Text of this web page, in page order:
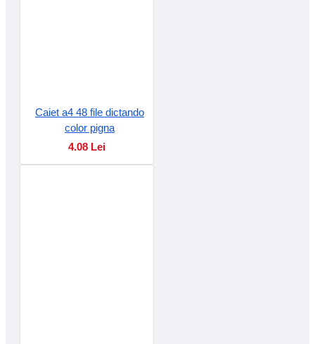
Caiet a4 48 file dictando
color pigna
4.08 Lei